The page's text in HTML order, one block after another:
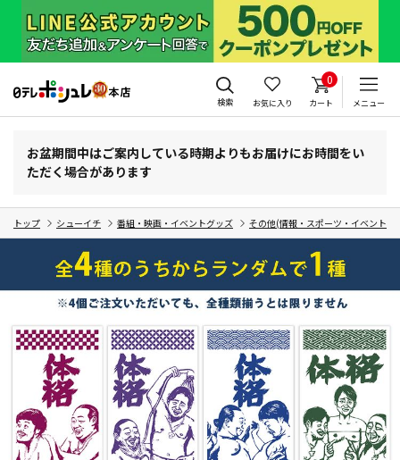
検索 お気に入り
0
カート メニュー
お盆期間中はご案内している時期よりもお届けにお時間をい
ただく場合があります
トップ シューイチ 番組・映画・イベントグッズ その他(情報・スポーツ・イベント・